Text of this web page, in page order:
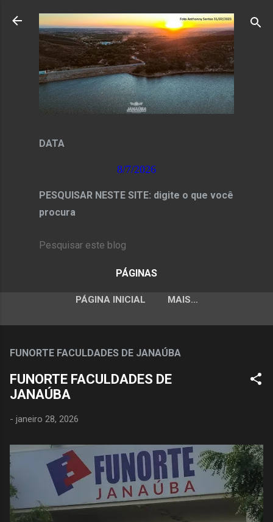
Pular para o conteúdo principal
DATA
8/7/2026
PESQUISAR NESTE SITE: digite o que você
procura
PÁGINAS
PÁGINA INICIAL MAIS…
FUNORTE FACULDADES DE JANAÚBA
FUNORTE FACULDADES DE
JANAÚBA
- janeiro 28, 2026